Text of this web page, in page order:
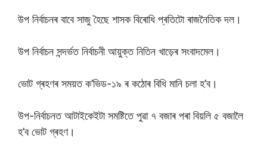
উপ নিৰ্বাচনৰ বাবে সাজু হৈছে শাসক বিৰোধি প্ৰতিটো ৰাজনৈতিক দল।
উপ নিৰ্বাচন সন্দৰ্ভত নিৰ্বাচনী আয়ুক্ত নিতিন খাড়েৰ সংবাদমেল।
ভোট গ্ৰহণৰ সময়ত ক’ভিড-১৯ ৰ কঠোৰ বিধি মানি চলা হ’ব।
উপ-নিৰ্বাচনত আটাইকেইটা সমষ্টিতে পুৱা ৭ বজাৰ পৰা বিয়লি ৫ বজালৈ
হ’ব ভোট গ্ৰহণ।